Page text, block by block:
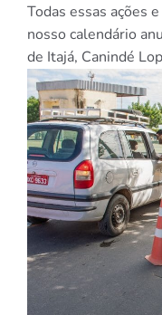
Todas essas ações
nosso calendário
de Itajá, Canindé